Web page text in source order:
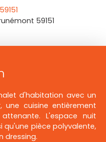
59151
d'habitation avec un
cuisine entièrement
L'espace nuit
pièce polyvalente,
dressing.